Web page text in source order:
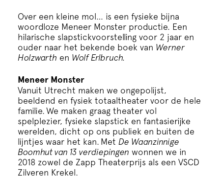
Over ons
Contact
Steun ons
Over een kleine mol… is een fysieke bijna
woordloze Meneer Monster productie. Een
hilarische slapstickvoorstelling voor 2 jaar en
ouder naar het bekende boek van Werner
Holzwarth en Wolf Erlbruch.
Meneer Monster
Vanuit Utrecht maken we ongepolijst,
beeldend en fysiek totaaltheater voor de hele
familie. We maken graag theater vol
spelplezier, fysieke slapstick en fantasierijke
werelden, dicht op ons publiek en buiten de
lijntjes waar het kan. Met De Waanzinnige
Boomhut van 13 verdiepingen wonnen we in
2018 zowel de Zapp Theaterprijs als een VSCD
Zilveren Krekel.